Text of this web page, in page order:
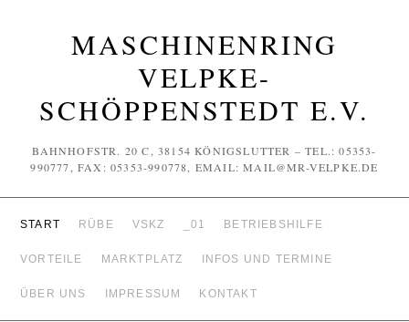
MASCHINENRING
VELPKE-
SCHÖPPENSTEDT E.V.
BAHNHOFSTR. 20 C, 38154 KÖNIGSLUTTER – TEL.: 05353-
990777, FAX: 05353-990778, EMAIL: MAIL@MR-VELPKE.DE
START RÜBE VSKZ _01 BETRIEBSHILFE
VORTEILE MARKTPLATZ INFOS UND TERMINE
ÜBER UNS IMPRESSUM KONTAKT